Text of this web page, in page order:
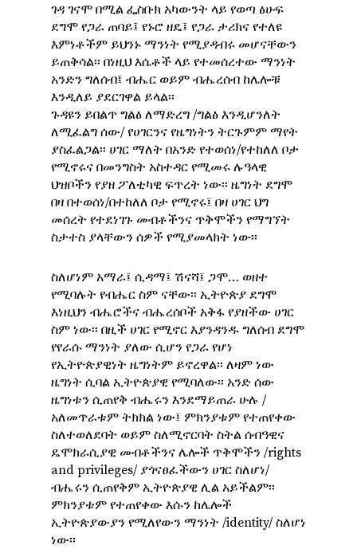
ገዳ ገናሞ በሚል ፌስቡክ አካውንት ላይ የወጣ ፅሁፍ
ደግሞ የጋራ ጠባይ፤ የኑሮ ዘዴ፤ የጋራ ታሪክና የተለዩ
እምነቶችም ይህንኑ ማንነት የሚያዳብሩ መሆናቸውን
ይጠቅሳል፡፡ በነዚህ እሴቶች ላይ የተመሰረተው ማንነት
አንድን ግለሰብ፤ ብሔር ወይም ብሔረሰብ ከሌሎቹ
እንዲለይ ያደርገዋል ይላል፡፡
ጉዳዩን ይበልጥ ግልፅ ለማድረግ /ግልፅ እንዲሆንለት
ለሚፈልግ ሰው/ የሀገርንና የዜግነትን ትርጉምም ማየት
ያስፈልጋል፡፡ ሀገር ማለት በአንድ የተወሰነ/የተከለለ ቦታ
የሚኖሩና በመንግስት አስተዳር የሚመሩ ሉዓላዊ
ህዝቦችን የያዘ ፖለቲካዊ ፍጥረት ነው፡፡ ዜግነት ደግሞ
በዛ በተወሰነ/በተከለለ ቦታ የሚኖሩ፤ በዛ ሀገር ህግ
መሰረት የተደነገጉ መብቶችንና ጥቅሞችን የማግኘት
ስታተስ ያላቸውን ሰዎች የሚያመላክት ነው፡፡
ስለሆነም አማራ፤ ሲዳማ፤ ሽናሻ፤ ጋሞ… ወዘተ
የሚባሉት የብሔር ስም ናቸው፡፡ ኢትዮጵያ ደግሞ
እነዚህን ብሔሮችና ብሔረሰቦች አቅፋ የያዘችው ሀገር
ስም ነው፡፡ በዚች ሀገር የሚኖር እያንዳንዱ ግለሰብ ደግሞ
የየራሱ ማንነት ያለው ሲሆን የጋራ የሆነ
የኢትዮጵያዊነት ዜግነትም ይኖረዋል፡፡ ለዛም ነው
ዜግነት ሲባል ኢትዮጵያዊ የሚባለው፡፡ አንድ ሰው
ዜግነቱን ሲጠየቅ ብሔሩን እንደማይጠራ ሁሉ /
አለመጥራቱም ትክክል ነው፤ ምክንያቱም የተጠየቀው
ስለተወለደባት ወይም ስለሚኖርባት ስትል ሰብዓዊና
ዴሞክራሲያዊ መብቶችንና ሌሎች ጥቅሞችን /rights
and privileges/ ያጎናፀፈችውን ሀገር ስለሆነ/
ብሔሩን ሲጠየቅም ኢትዮጵያዊ ሊል አይችልም፡፡
ምክንያቱም የተጠየቀው እሱን ከሌሎች
ኢትዮጵያውያን የሚለየውን ማንነት /identity/ ስለሆነ
ነው፡፡